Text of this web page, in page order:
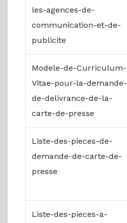
les-agences-de-
communication-et-de-
publicite
Modele-de-Curriculum-
Vitae-pour-la-demande-
de-delivrance-de-la-
carte-de-presse
Liste-des-pieces-de-
demande-de-carte-de-
presse
Liste-des-pieces-a-